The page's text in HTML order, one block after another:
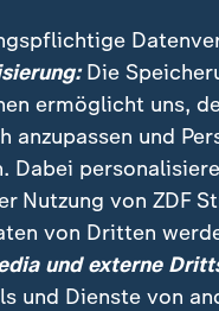
CDU-
Die CDU
und FDP führen.
grüne
einem Sitz.
Ampelkoalition
Sitzen kommen.
Grünen und
Die
ermöglicht uns,
anzupassen und
Dabei
Nutzung von ZDF
von Dritten
und externe
und Dienste von